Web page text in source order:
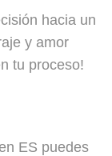
hacia un
y amor
tu proceso!
ES puedes